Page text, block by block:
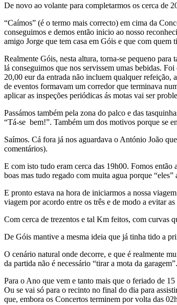
De novo ao volante para completarmos os cerca de
“Caímos” (é o termo mais correcto) em cima da
conseguimos e demos então inicio ao nosso
amigo Jorge que tem casa em Góis e que com
Realmente Góis, nesta altura, torna-se pequeno
lá conseguimos que nos servissem umas bebidas.
20,00 eur da entrada não incluem qualquer refeição,
de eventos formavam um corredor que terminava
aplicar as inspeções periódicas ás motas vai ser
Passámos também pela zona do palco e das
“Tá-se bem!”. Também um dos motivos porque se
Saímos. Cá fora já nos aguardava o António João
comentários).
E com isto tudo eram cerca das 19h00. Fomos então
boas mas tudo regado com muita agua porque
E pronto estava na hora de iniciarmos a nossa
viagem por acordo entre os três e de modo a evitar
Com cerca de trezentos e tal Km feitos, com curvas
De Góis mantive a mesma ideia que já tinha tido a
O cenário natural onde decorre, e que é realmente
da partida não é necessário “tirar a mota da garagem”.
Para o Ano que vem e tanto mais que o feriado de
Ou se vai só para o recinto no final do dia para
que, embora os Concertos terminem por volta das